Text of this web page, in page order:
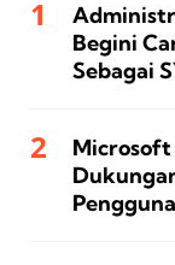
Begini
Sebagai
Microsoft